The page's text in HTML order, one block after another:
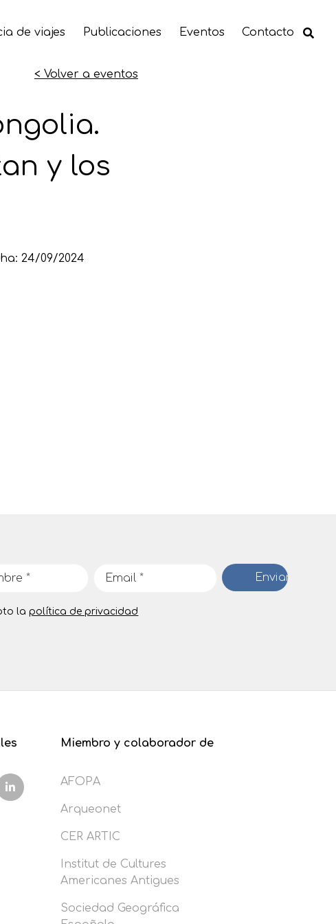
de viajes Publicaciones Eventos Contacto
< Volver a eventos
y los
24/09/2024
lapolítica de privacidad
Miembro y colaborador de
AFOPA
Arqueonet
CER ARTIC
Institut de Cultures
Americanes Antigues
Sociedad Geográfica